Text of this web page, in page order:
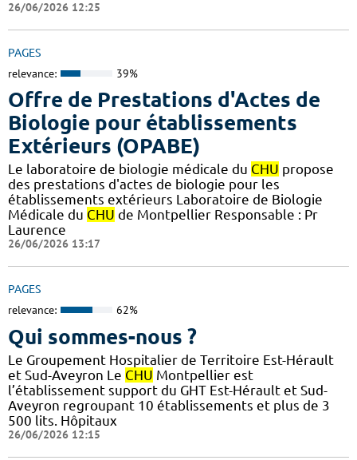
26/06/2026 12:25
PAGES
relevance: 39%
Offre de Prestations d'Actes de
Biologie pour établissements
Extérieurs (OPABE)
Le laboratoire de biologie médicale du CHU propose
des prestations d'actes de biologie pour les
établissements extérieurs Laboratoire de Biologie
Médicale du CHU de Montpellier Responsable : Pr
Laurence
26/06/2026 13:17
PAGES
relevance: 62%
Qui sommes-nous ?
Le Groupement Hospitalier de Territoire Est-Hérault
et Sud-Aveyron Le CHU Montpellier est
l’établissement support du GHT Est-Hérault et Sud-
Aveyron regroupant 10 établissements et plus de 3
500 lits. Hôpitaux
26/06/2026 12:15